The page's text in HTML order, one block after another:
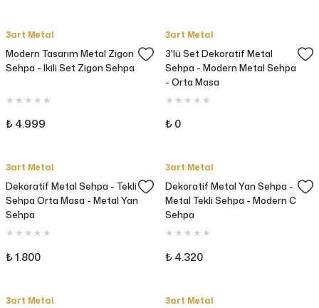
3art Metal
Modern Tasarım Metal Zigon
Sehpa - Ikili Set Zigon Sehpa
₺ 4.999
3art Metal
3'lü Set Dekoratif Metal
Sehpa - Modern Metal Sehpa
- Orta Masa
₺ 0
3art Metal
Dekoratif Metal Sehpa - Tekli
Sehpa Orta Masa - Metal Yan
Sehpa
₺ 1.800
3art Metal
Dekoratif Metal Yan Sehpa -
Metal Tekli Sehpa - Modern C
Sehpa
₺ 4.320
3art Metal 3art Metal